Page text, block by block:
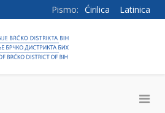
Pismo: Ćirilica Latinica